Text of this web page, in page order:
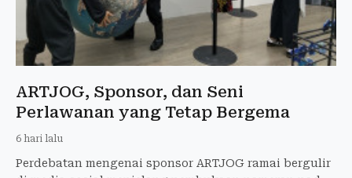
ARTJOG, Sponsor, dan Seni
Perlawanan yang Tetap Bergema
6 hari lalu
Perdebatan mengenai sponsor ARTJOG ramai bergulir